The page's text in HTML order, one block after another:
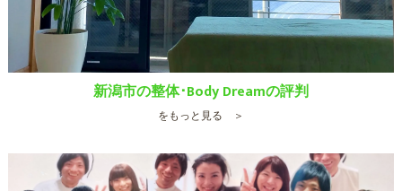
新潟市の整体･Body Dreamの評判
をもっと見る ＞